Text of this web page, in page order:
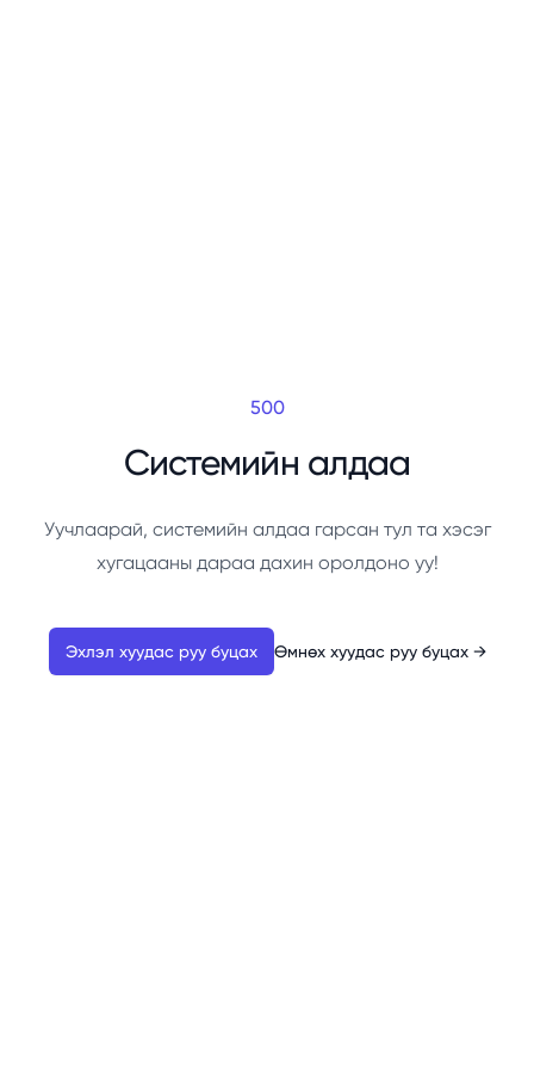
500
Системийн алдаа
Уучлаарай, системийн алдаа гарсан тул та хэсэг
хугацааны дараа дахин оролдоно уу!
Эхлэл хуудас руу буцах Өмнөх хуудас руу буцах →